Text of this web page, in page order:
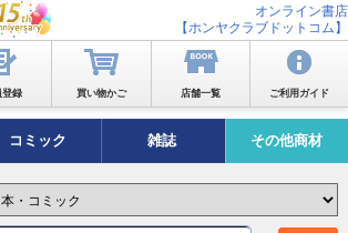
オンライン書店
【ホンヤクラブドットコム】
登録 買い物かご 店舗一覧 ご利用ガイド
コミック 雑誌 その他商材